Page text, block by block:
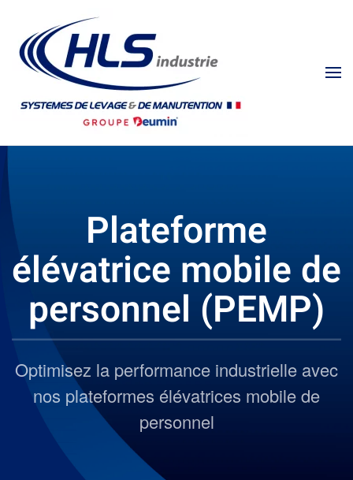
Plateforme
élévatrice mobile de
personnel (PEMP)
Optimisez la performance industrielle avec
nos plateformes élévatrices mobile de
personnel